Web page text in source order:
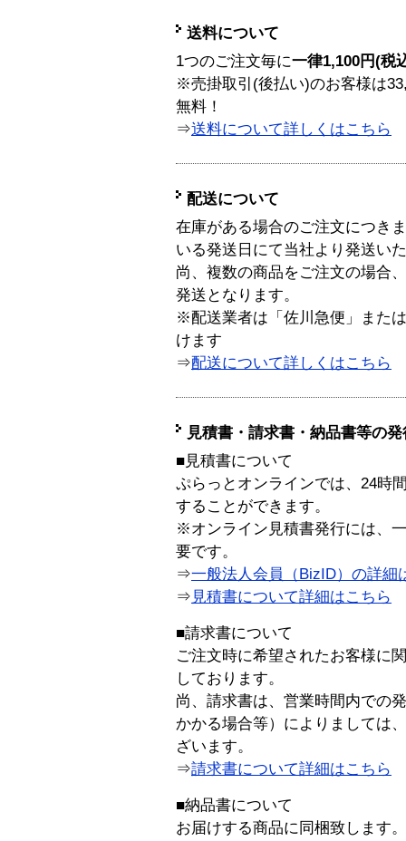
送料について
1つのご注文毎に一律1,100円(税
※売掛取引(後払い)のお客様は
無料！
⇒送料について詳しくはこちら
配送について
在庫がある場合のご注文につき
いる発送日にて当社より発送い
尚、複数の商品をご注文の場合
発送となります。
※配送業者は「佐川急便」また
けます
⇒配送について詳しくはこちら
見積書・請求書・納品書等の
■見積書について
ぷらっとオンラインでは、24時
することができます。
※オンライン見積書発行には、
要です。
⇒一般法人会員（BizID）の詳細
⇒ 見積書について詳細はこちら
■請求書について
ご注文時に希望されたお客様に
しております。
尚、請求書は、営業時間内での
かかる場合等）によりましては
ざいます。
⇒請求書について詳細はこちら
■納品書について
お届けする商品に同梱致します。